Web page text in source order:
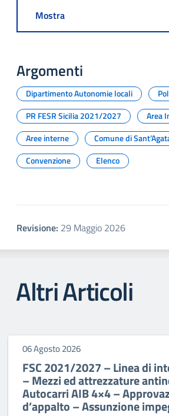
Mostra
Argomenti
Dipartimento Autonomie locali
PR FESR Sicilia 2021/2027
Area
Aree interne
Comune di
Convenzione
Elenco
Revisione: 29 Maggio 2026
Altri Articoli
06 Agosto 2026
FSC 2021/2027 – Linea di
– Mezzi ed attrezzature
Autocarri AIB 4×4 –
d’appalto – Assunzione